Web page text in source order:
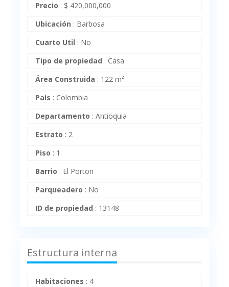
Precio : $ 420,000,000
Ubicación : Barbosa
Cuarto Util : No
Tipo de propiedad : Casa
Área Construida : 122 m²
País : Colombia
Departamento :Antioquia
Estrato : 2
Piso : 1
Barrio : El Porton
Parqueadero : No
ID de propiedad : 13148
Estructura interna
Habitaciones : 4